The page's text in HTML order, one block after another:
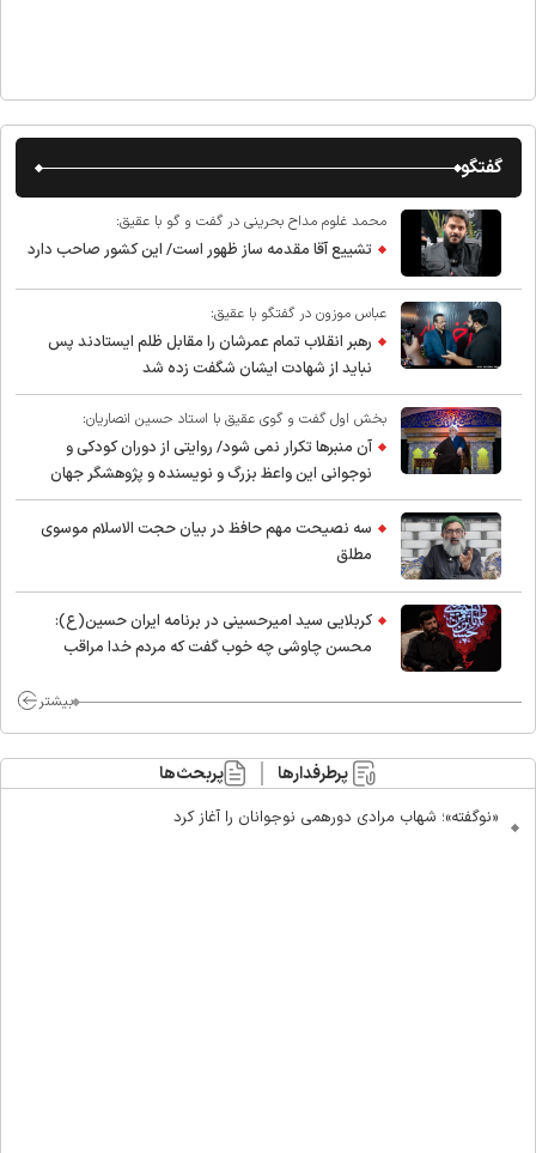
گفتگو
محمد غلوم مداح بحرینی در گفت و گو با عقیق:
تشییع آقا مقدمه ساز ظهور است/ این کشور صاحب دارد
عباس موزون در گفتگو با عقیق:
رهبر انقلاب تمام عمرشان را مقابل ظلم ایستادند پس
نباید از شهادت ایشان شگفت زده شد
بخش اول گفت و گوی عقیق با استاد حسین انصاریان:
آن منبرها تکرار نمی شود/ روایتی از دوران کودکی و
نوجوانی این واعظ بزرگ و نویسنده و پژوهشگر جهان
اسلام
سه نصیحت مهم حافظ در بیان حجت الاسلام موسوی
مطلق
کربلایی سید امیر‌حسینی در برنامه ایران حسین(ع):
محسن چاوشی چه خوب گفت که مردم خدا مراقب
بیشتر
پرطرفدارها پربحث‌ها
«نوگفته»؛ شهاب مرادی دورهمی نوجوانان را آغاز کرد